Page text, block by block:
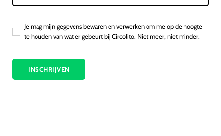
Je mag mijn gegevens bewaren en verwerken om me op de hoogte
te houden van wat er gebeurt bij Circolito. Niet meer, niet minder.
INSCHRIJVEN